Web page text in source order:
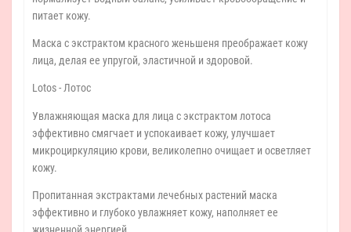
питает кожу.
Маска с экстрактом красного женьшеня преображает кожу
лица, делая ее упругой, эластичной и здоровой.
Lotos - Лотос
Увлажняющая маска для лица с экстрактом лотоса
эффективно смягчает и успокаивает кожу, улучшает
микроциркуляцию крови, великолепно очищает и осветляет
кожу.
Пропитанная экстрактами лечебных растений маска
эффективно и глубоко увлажняет кожу, наполняет ее